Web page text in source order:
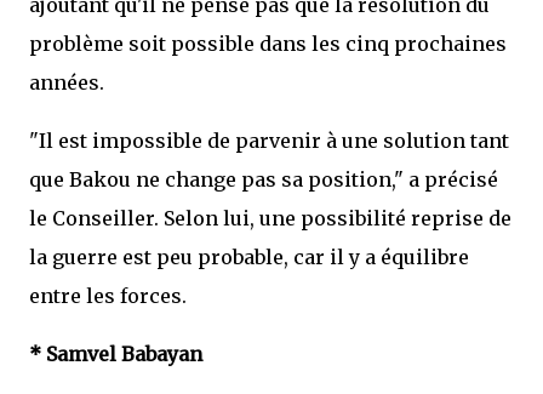
ajoutant qu'il ne pense pas que la résolution du
problème soit possible dans les cinq prochaines
années.
"Il est impossible de parvenir à une solution tant
que Bakou ne change pas sa position," a précisé
le Conseiller. Selon lui, une possibilité reprise de
la guerre est peu probable, car il y a équilibre
entre les forces.
* Samvel Babayan